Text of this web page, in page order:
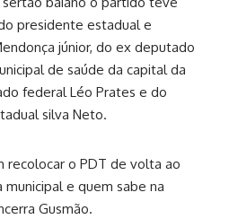
presidente estadual e
júnior, do ex deputado
de saúde da capital da
federal Léo Prates e do
silva Neto.
recolocar o PDT de volta ao
e quem sabe na
Gusmão.